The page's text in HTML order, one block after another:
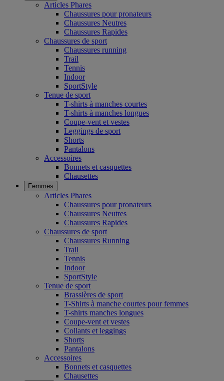
Articles Phares
Chaussures pour pronateurs
Chaussures Neutres
Chaussures Rapides
Chaussures de sport
Chaussures running
Trail
Tennis
Indoor
SportStyle
Tenue de sport
T-shirts à manches courtes
T-shirts à manches longues
Coupe-vent et vestes
Leggings de sport
Shorts
Pantalons
Accessoires
Bonnets et casquettes
Chausettes
Femmes
Articles Phares
Chaussures pour pronateurs
Chaussures Neutres
Chaussures Rapides
Chaussures de sport
Chaussures Running
Trail
Tennis
Indoor
SportStyle
Tenue de sport
Brassières de sport
T-Shirts à manche courtes pour femmes
T-shirts manches longues
Coupe-vent et vestes
Collants et leggings
Shorts
Pantalons
Accessoires
Bonnets et casquettes
Chausettes